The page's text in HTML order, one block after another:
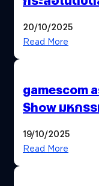
20/10/2025
Read More
gamescom
Show มหกร
พาณิชย์ร่วมชูค
19/10/2025
Read More